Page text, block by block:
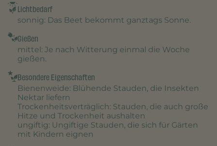
Lichtbedarf
sonnig: Das Beet bekommt ganztags Sonne.
Gießen
mittel : Je nach Witterung einmal die Woche
gießen.
Besondere Eigenschaften
Bienenweide: Blühende Stauden, die Insekten
Nektar liefern
Trockenheitsverträglich: Stauden, die auch große
Hitze und Trockenheit aushalten
ungiftig: Ungiftige Stauden, die sich für Gärten
mit Kindern eignen